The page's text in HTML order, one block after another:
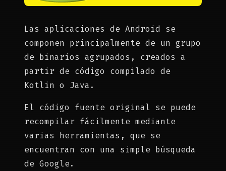
Las aplicaciones de Android se
componen principalmente de un grupo
de binarios agrupados, creados a
partir de código compilado de
Kotlin o Java.
El código fuente original se puede
recompilar fácilmente mediante
varias herramientas, que se
encuentran con una simple búsqueda
de Google.